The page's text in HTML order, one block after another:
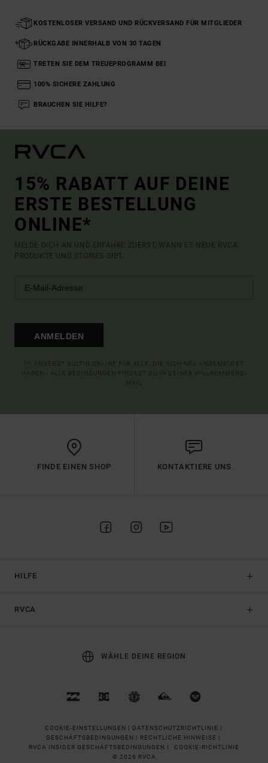
KOSTENLOSER VERSAND UND RÜCKVERSAND FÜR MITGLIEDER
RÜCKGABE INNERHALB VON 30 TAGEN
TRETEN SIE DEM TREUEPROGRAMM BEI
100% SICHERE ZAHLUNG
BRAUCHEN SIE HILFE?
15% RABATT AUF DEINE
ERSTE BESTELLUNG
ONLINE*
MELDE DICH AN UND ERFAHRE ZUERST, WANN ES NEUE RVCA
PRODUKTE UND STORIES GIBT.
ANMELDEN
FINDE EINEN SHOP KONTAKTIERE UNS
HILFE
RVCA
WÄHLE DEINE REGION
COOKIE-EINSTELLUNGEN | DATENSCHUTZRICHTLINIE |
GESCHÄFTSBEDINGUNGEN | RECHTLICHE HINWEISE |
RVCA INSIDER GESCHÄFTSBEDINGUNGEN |
COOKIE-RICHTLINIE
© 2026 RVCA